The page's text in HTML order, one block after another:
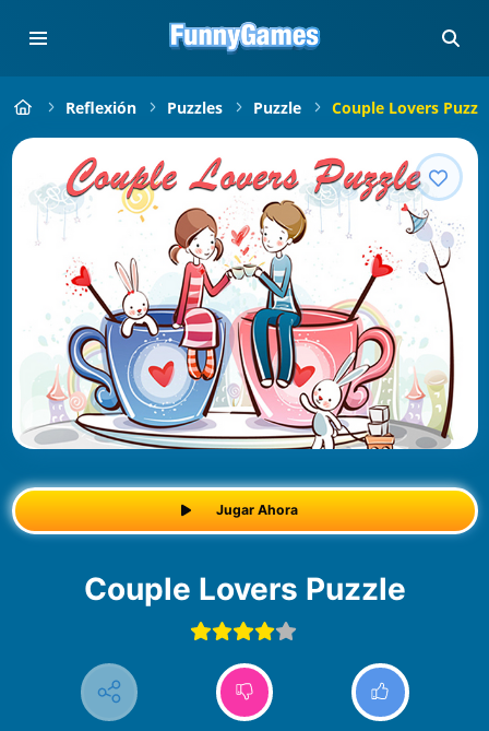
Reflexión Puzzles Puzzle Couple Lovers
Jugar Ahora
Couple Lovers Puzzle